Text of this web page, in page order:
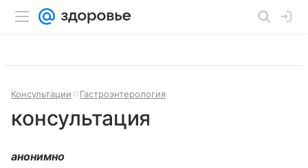
Консультации Гастроэнтерология
консультация
анонимно